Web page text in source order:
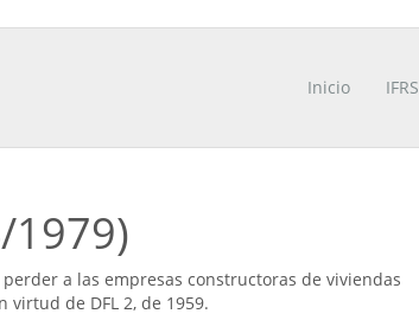
Inicio IFRS
1979)
a las empresas constructoras de viviendas
de DFL 2, de 1959.